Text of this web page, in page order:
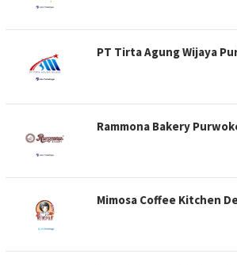
PT Tirta Agung Wijaya
Rammona Bakery
Mimosa Coffee Kitchen